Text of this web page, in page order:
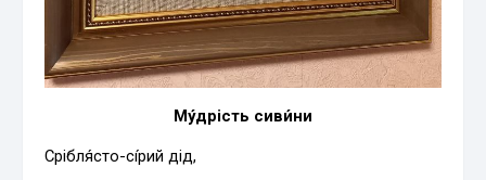
Му́дрість сиви́ни
Срібля́сто-сі́рий дід,